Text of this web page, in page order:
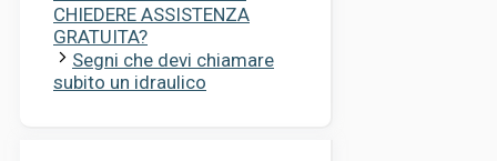
CHIEDERE ASSISTENZA
GRATUITA?
Segni che devi chiamare
subito un idraulico